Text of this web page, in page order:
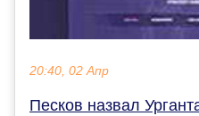
20:40, 02 Апр
Песков назвал